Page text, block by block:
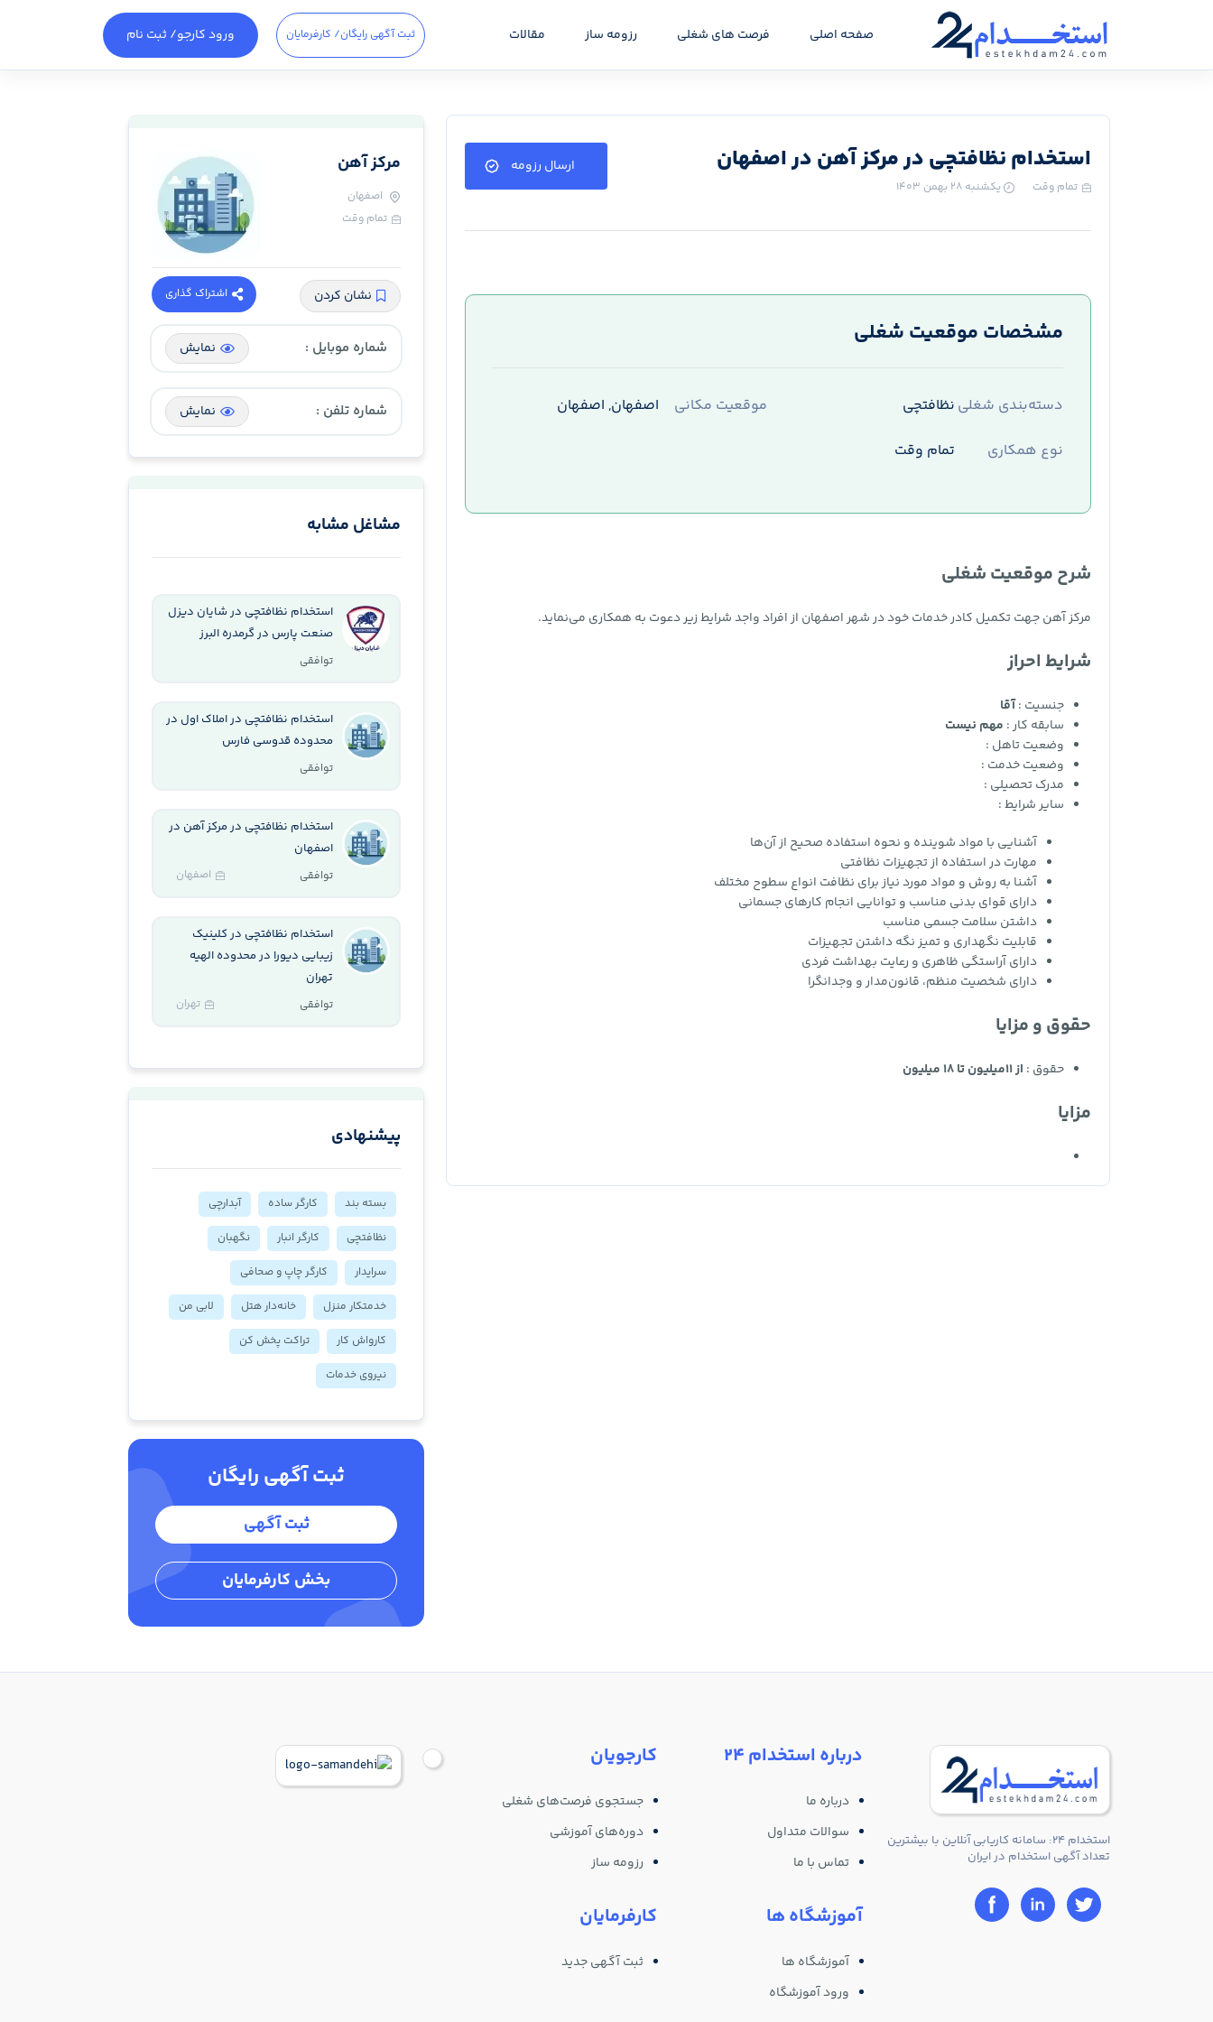
صفحه اصلی فرصت های شغلی رزومه ساز مقالات ثبت آگهی رایگان/ کارفرمایان ورود کارجو/ ثبت نام
استخدام نظافتچی در مرکز آهن در اصفهان
تمام وقت یکشنبه ۲۸ بهمن ۱۴۰۳
ارسال رزومه
مشخصات موقعیت شغلی
دسته‌بندی شغلی نظافتچی موقعیت مکانی
اصفهان, اصفهان
نوع همکاری
تمام وقت
شرح موقعیت شغلی
مرکز آهن جهت تکمیل کادر خدمات خود در شهر اصفهان از افراد واجد شرایط زیر دعوت به همکاری می‌نماید.
شرایط احراز
جنسیت :آقا
سابقه کار : مهم نیست
وضعیت تاهل :
وضعیت خدمت :
مدرک تحصیلی :
سایر شرایط :
آشنایی با مواد شوینده و نحوه استفاده صحیح از آن‌ها
مهارت در استفاده از تجهیزات نظافتی
آشنا به روش و مواد مورد نیاز برای نظافت انواع سطوح مختلف
دارای قوای بدنی مناسب و توانایی انجام کارهای جسمانی
داشتن سلامت جسمی مناسب
قابلیت نگهداری و تمیز نگه داشتن تجهیزات
دارای آراستگی ظاهری و رعایت بهداشت فردی
دارای شخصیت منظم، قانون‌مدار و وجدانگرا
حقوق و مزایا
حقوق : از 11میلیون تا 18 میلیون
مزایا
مرکز آهن
اصفهان
تمام وقت
نشان کردن اشتراک گذاری
شماره موبایل : نمایش
شماره تلفن : نمایش
مشاغل مشابه
استخدام نظافتچی در شایان دیزل
صنعت پارس در گرمدره البرز
توافقی
استخدام نظافتچی در املاک اول در
محدوده قدوسی فارس
توافقی
استخدام نظافتچی در مرکز آهن در
اصفهان
توافقی اصفهان
استخدام نظافتچی در کلینیک
زیبایی دیورا در محدوده الهیه
تهران
توافقی تهران
پیشنهادی
بسته بند کارگر ساده
آبدارچی
نظافتچی
کارگر انبار
نگهبان
سرایدار
کارگر چاپ و صحافی
خدمتکار منزل
خانه‌دار هتل
لابی من
کارواش کار
تراکت پخش کن
نیروی خدمات
ثبت آگهی رایگان
ثبت آگهی
بخش کارفرمایان
استخدام 24: سامانه کاریابی آنلاین با بیشترین
تعداد آگهی استخدام در ایران
درباره استخدام 24
درباره ما
سوالات متداول
تماس با ما
آموزشگاه ها
آموزشگاه ها
ورود آموزشگاه
کارجویان
جستجوی فرصت‌های شغلی
دوره‌های آموزشی
رزومه ساز
کارفرمایان
ثبت آگهی جدید